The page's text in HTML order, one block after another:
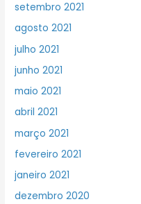
setembro 2021
agosto 2021
julho 2021
junho 2021
maio 2021
abril 2021
março 2021
fevereiro 2021
janeiro 2021
dezembro 2020